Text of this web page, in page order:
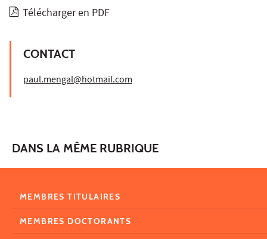
Télécharger en PDF
CONTACT
paul.mengal@hotmail.com
DANS LA MÊME RUBRIQUE
MEMBRES TITULAIRES
MEMBRES DOCTORANTS